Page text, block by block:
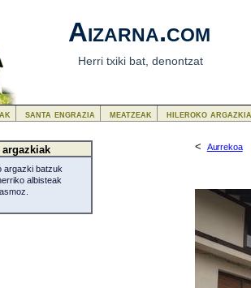
Aizarna.com
Herri txiki bat, denontzat
< Aurrekoa
argazki batzuk
albisteak
santa engrazia meatzeak hileroko